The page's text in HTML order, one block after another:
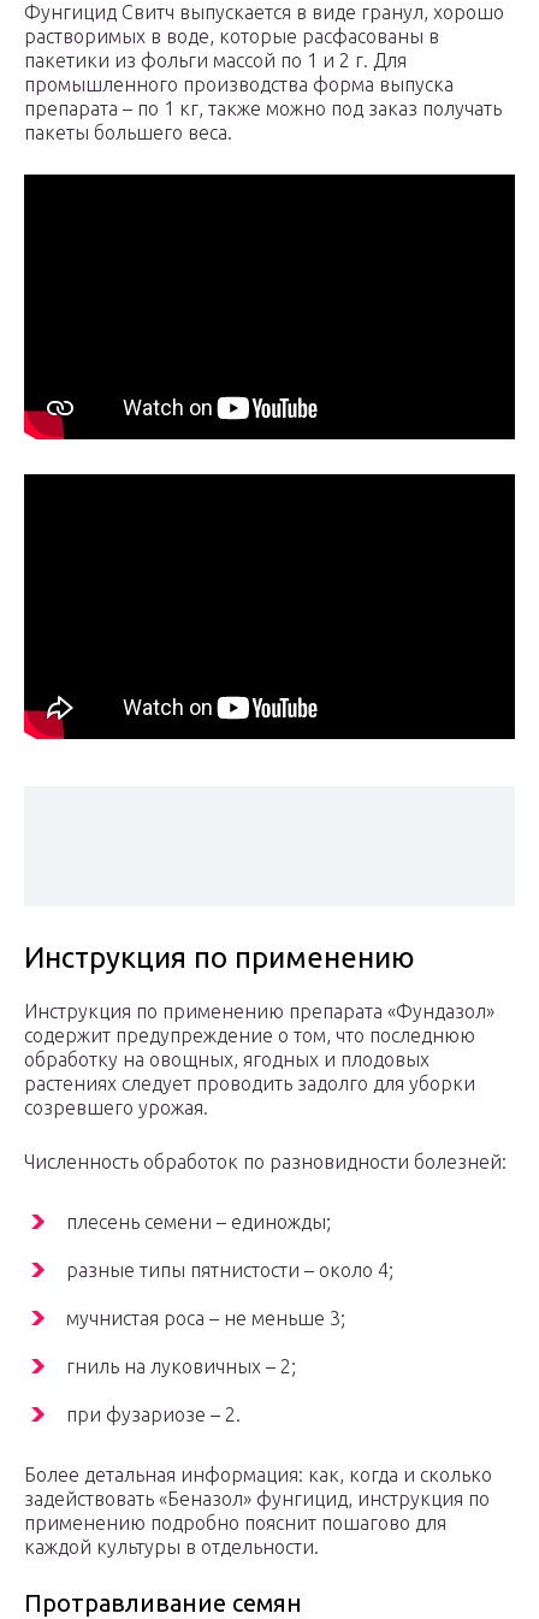
Фунгицид Свитч выпускается в виде гранул, хорошо
растворимых в воде, которые расфасованы в
пакетики из фольги массой по 1 и 2 г. Для
промышленного производства форма выпуска
препарата – по 1 кг, также можно под заказ получать
пакеты большего веса.
Инструкция по применению
Инструкция по применению препарата «Фундазол»
содержит предупреждение о том, что последнюю
обработку на овощных, ягодных и плодовых
растениях следует проводить задолго для уборки
созревшего урожая.
Численность обработок по разновидности болезней:
плесень семени – единожды;
разные типы пятнистости – около 4;
мучнистая роса – не меньше 3;
гниль на луковичных – 2;
при фузариозе – 2.
Более детальная информация: как, когда и сколько
задействовать «Беназол» фунгицид, инструкция по
применению подробно пояснит пошагово для
каждой культуры в отдельности.
Протравливание семян